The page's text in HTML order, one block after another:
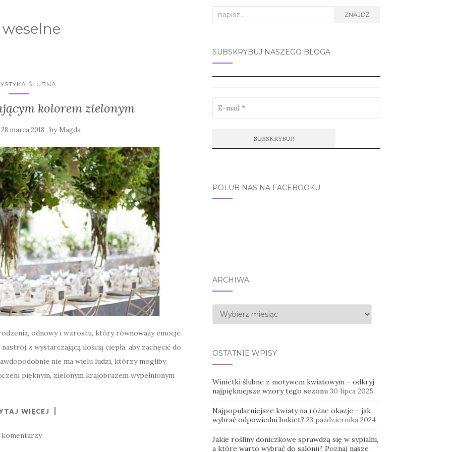
ŚLUBNA
kolorem zielonym
28 marca 2018 by Magda
odnowy i wzrostu, który równoważy emocje.
z wystarczającą ilością ciepła, aby zachęcić do
nie ma wielu ludzi, którzy mogliby
pięknym, zielonym krajobrazem wypełnionym
WIĘCEJ
komentarzy
Search
ZNAJDŹ
SUBSKRYBUJ NASZEGO BLOGA
POLUB NAS NA FACEBOOKU
ARCHIWA
Archiwa
OSTATNIE WPISY
Winietki ślubne z motywem kwiatowym – odkryj
najpiękniejsze wzory tego sezonu 30 lipca 2025
Najpopularniejsze kwiaty na różne okazje – jak
wybrać odpowiedni bukiet? 23 października 2024
Jakie rośliny doniczkowe sprawdzą się w sypialni,
a które warto wybrać do salonu? Poznaj nasze